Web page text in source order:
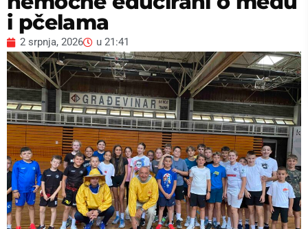
i pčelama
2 srpnja, 2026 u 21:41